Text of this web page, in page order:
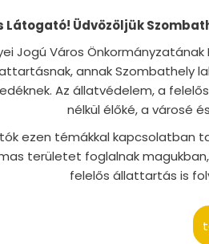
Látogató! Üdvözöljük
Jogú Város
annak Szombathely
Az állatvédelem, a
nélkül élőké, a városé
ezen témákkal kapcsolatban
területet foglalnak
felelős állattartás is